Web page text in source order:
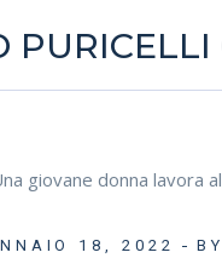
PURICELLI
18, 2022